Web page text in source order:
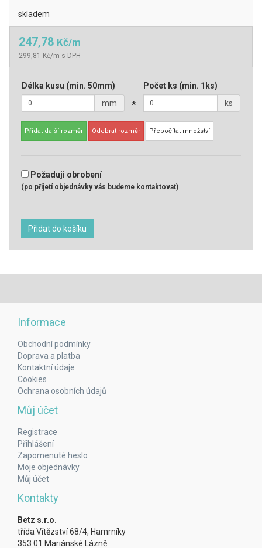
skladem
247,78 Kč/m
299,81 Kč/m s DPH
Délka kusu (min. 50mm)
mm
*
Počet ks (min. 1ks)
ks
Přidat další rozměr Odebrat rozměr Přepočítat množství
Požaduji obrobení
(po přijetí objednávky vás budeme kontaktovat)
Přidat do košíku
Informace
Obchodní podmínky
Doprava a platba
Kontaktní údaje
Cookies
Ochrana osobních údajů
Můj účet
Registrace
Přihlášení
Zapomenuté heslo
Moje objednávky
Můj účet
Kontakty
Betz s.r.o.
třída Vítězství 68/4, Hamrníky
353 01 Mariánské Lázně